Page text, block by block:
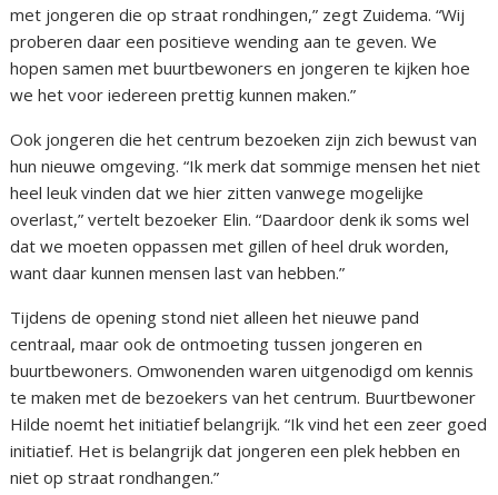
met jongeren die op straat rondhingen,” zegt Zuidema. “Wij
proberen daar een positieve wending aan te geven. We
hopen samen met buurtbewoners en jongeren te kijken hoe
we het voor iedereen prettig kunnen maken.”
Ook jongeren die het centrum bezoeken zijn zich bewust van
hun nieuwe omgeving. “Ik merk dat sommige mensen het niet
heel leuk vinden dat we hier zitten vanwege mogelijke
overlast,” vertelt bezoeker Elin. “Daardoor denk ik soms wel
dat we moeten oppassen met gillen of heel druk worden,
want daar kunnen mensen last van hebben.”
Tijdens de opening stond niet alleen het nieuwe pand
centraal, maar ook de ontmoeting tussen jongeren en
buurtbewoners. Omwonenden waren uitgenodigd om kennis
te maken met de bezoekers van het centrum. Buurtbewoner
Hilde noemt het initiatief belangrijk. “Ik vind het een zeer goed
initiatief. Het is belangrijk dat jongeren een plek hebben en
niet op straat rondhangen.”